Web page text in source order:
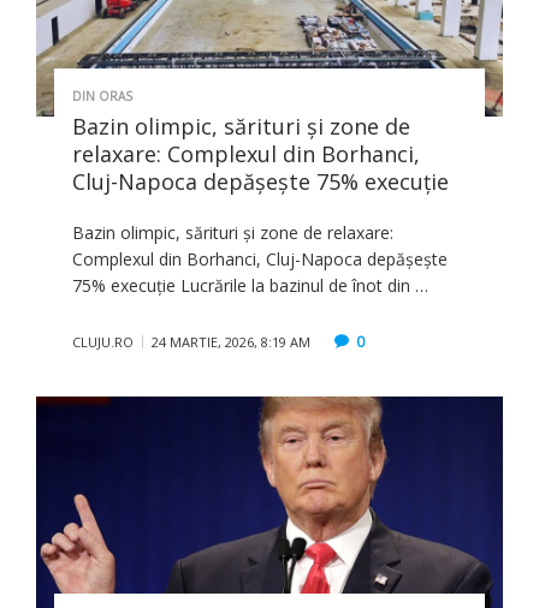
DIN ORAS
Bazin olimpic, sărituri și zone de
relaxare: Complexul din Borhanci,
Cluj-Napoca depășește 75% execuție
Bazin olimpic, sărituri și zone de relaxare:
Complexul din Borhanci, Cluj-Napoca depășește
75% execuție Lucrările la bazinul de înot din …
CLUJU.RO 24 MARTIE, 2026, 8:19 AM 0